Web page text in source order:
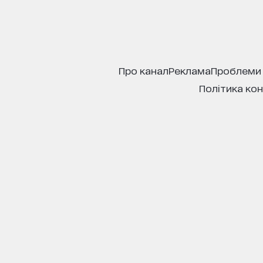
про канал реклама
політика